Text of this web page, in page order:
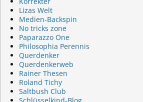
Lizas Welt
Medien-Backspin
No tricks zone
Paparazzo One
Philosophia Perennis
Querdenker
Querdenkerweb
Rainer Thesen
Roland Tichy
Saltbush Club